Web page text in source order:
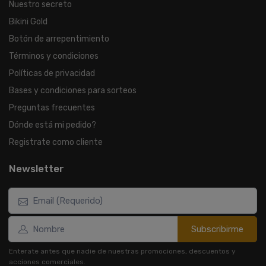
Nuestro secreto
Bikini Gold
Botón de arrepentimiento
Términos y condiciones
Políticas de privacidad
Bases y condiciones para sorteos
Preguntas frecuentes
Dónde está mi pedido?
Registrate como cliente
Newsletter
Subscribirme
Enterate antes que nadie de nuestras promociones, descuentos y
acciones comerciales.